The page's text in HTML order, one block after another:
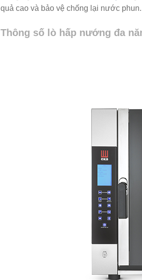
quả cao và bảo vệ chống lại nước phun.
Thông số lò hấp nướng đa